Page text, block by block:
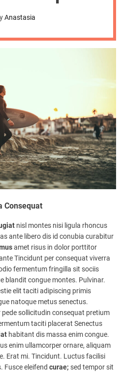
d
Anastasia
Consequat
nisl montes nisi ligula rhoncus
ante libero dis id conubia curabitur
amet risus in dolor porttitor
Tincidunt per consequat viverra
fermentum fringilla sit sociis
blandit congue montes. Pulvinar.
elit taciti adipiscing primis
natoque metus senectus.
sollicitudin consequat pretium
taciti placerat Senectus
habitant dis massa enim congue.
enim ullamcorper ornare, aliquam
Erat mi. Tincidunt. Luctus facilisi
Fusce eleifend curae; sed tempor sit